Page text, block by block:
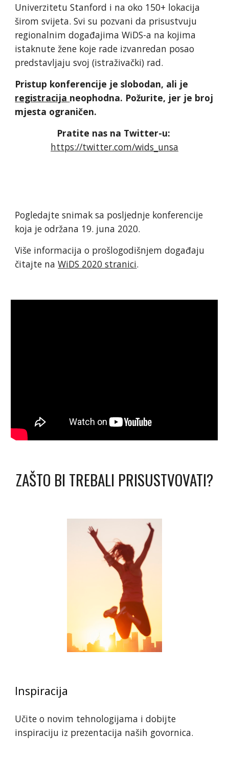
Univerzitetu Stanford i na oko 150+ lokacija
širom svijeta. Svi su pozvani da prisustvuju
regionalnim događajima WiDS-a na kojima
istaknute žene koje rade izvanredan posao
predstavljaju svoj (istraživački) rad.
registracija neophodna. Požurite, jer je broj
mjesta ograničen.
https://twitter.com/wids_unsa
Pogledajte snimak sa posljednje konferencije
koja je održana 19. juna 2020.
Više informacija o prošlogodišnjem događaju
čitajte na WiDS 2020 stranici.
ZAŠTO BI TREBALI PRISUSTVOVATI?
Inspiracija
Učite o novim tehnologijama i dobijte
inspiraciju iz prezentacija naših govornica.